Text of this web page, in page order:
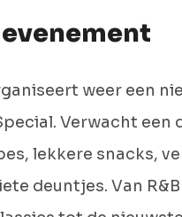
weer een
Verwacht een
lekkere snacks,
deuntjes. Van